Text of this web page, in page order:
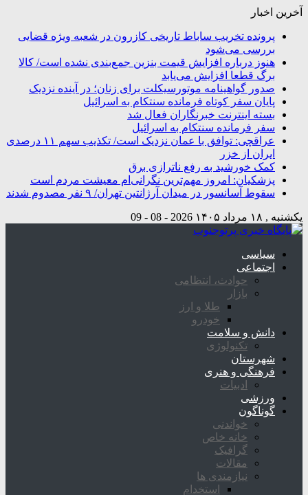
آخرین اخبار
پرونده تخریب ساباط تاریخی کازرون در شعبه ویژه قضایی
بررسی می‌شود
هنوز درباره افزایش قیمت بنزین جمع‌بندی نشده است/ کالا
برگ قطعا افزایش می‌یابد
صدور گواهینامه موتورسیکلت برای زنان؛ در آینده نزدیک
پایان سفر کوتاه فرمانده سنتکام به اسرائیل
بسته اینترنت خبرنگاران فعال شد
سفر فرمانده سنتکام به اسرائیل
عراقچی: توافق با عمان نزدیک است/ تکذیب سهم ۱۱ درصدی
ایران از خزر
کمک خورشید به رفع ناترازی برق
پزشکیان: امروز مهم‌ترین نگرانی‌ام معیشت مردم است
سقوط آسانسور در میدان آرژانتین تهران/ ۹ نفر مصدوم شدند
یکشنبه , ۱۸ مرداد ۱۴۰۵ 2026 - 08 - 09
سیاسی
اجتماعی
حوادث، انتظامی
بازار
طلا و ارز
خودرو
دانش و سلامت
تکنولوژی
شهرستان
فرهنگی و هنری
ادبیات
ورزشی
گوناگون
خواندنی
خانه خاص
گرافیک
مقالات
نیازمندی ها
استخدام